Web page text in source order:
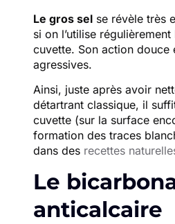
Le gros sel se révèle très
si on l’utilise
cuvette. Son action douce
agressives.
Ainsi, juste après avoir
détartrant classique, il
cuvette (sur la surface
formation des traces
dans des recettes
Le
anticalcaire